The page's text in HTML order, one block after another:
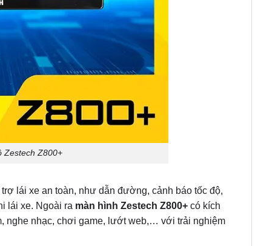
Zestech Z800+
lái xe an toàn, như dẫn đường, cảnh báo tốc độ,
lái xe. Ngoài ra màn hình Zestech Z800+có kích
nghe nhạc, chơi game, lướt web,… với trải nghiệm